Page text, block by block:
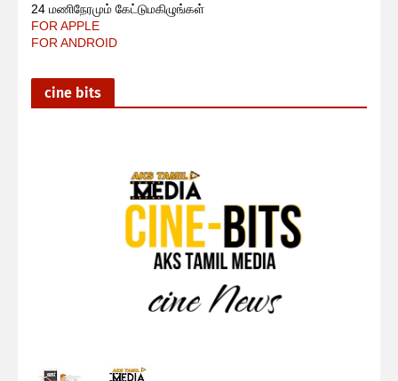
24 மணிநேரமும் கேட்டுமகிழுங்கள்
FOR APPLE
FOR ANDROID
cine bits